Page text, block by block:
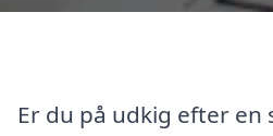
Er du på udkig efter